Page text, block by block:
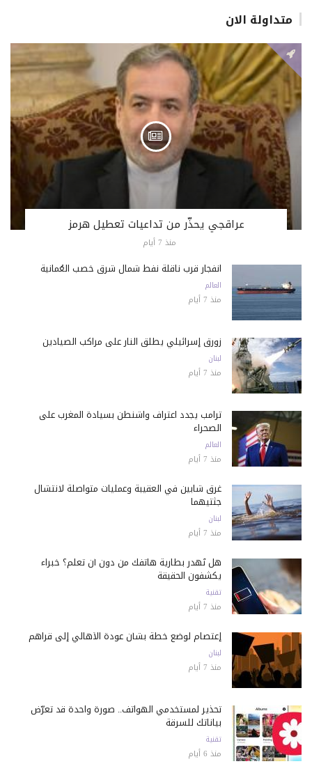
متداولة الان
عراقجي يحذّر من تداعيات تعطيل هرمز
منذ 7 أيام
انفجار قرب ناقلة نفط شمال شرق خصب العُمانية
العالم
منذ 7 أيام
زورق إسرائيلي يطلق النار على مراكب الصيادين
لبنان
منذ 7 أيام
ترامب يجدد اعتراف واشنطن بسيادة المغرب على
الصحراء
العالم
منذ 7 أيام
غرق شابين في العقيبة وعمليات متواصلة لانتشال
جثتيهما
لبنان
منذ 7 أيام
هل تُهدر بطارية هاتفك من دون أن تعلم؟ خبراء
يكشفون الحقيقة
تقنية
منذ 7 أيام
إعتصام لوضع خطة بشأن عودة الأهالي إلى قراهم
لبنان
منذ 7 أيام
تحذير لمستخدمي الهواتف.. صورة واحدة قد تعرّض
بياناتك للسرقة
تقنية
منذ 6 أيام